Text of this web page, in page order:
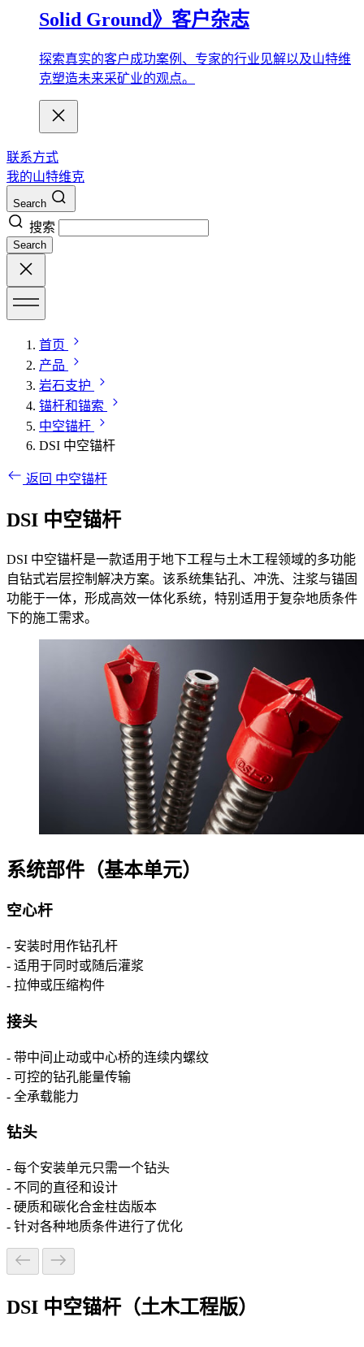
Solid Ground》客户杂志
探索真实的客户成功案例、专家的行业见解以及山特维
克塑造未来采矿业的观点。
联系方式
我的山特维克
Search
搜索
Search
首页
产品
岩石支护
锚杆和锚索
中空锚杆
DSI 中空锚杆
返回 中空锚杆
DSI 中空锚杆
DSI 中空锚杆是一款适用于地下工程与土木工程领域的多功能
自钻式岩层控制解决方案。该系统集钻孔、冲洗、注浆与锚固
功能于一体，形成高效一体化系统，特别适用于复杂地质条件
下的施工需求。
系统部件（基本单元）
空心杆
- 安装时用作钻孔杆
- 适用于同时或随后灌浆
- 拉伸或压缩构件
接头
- 带中间止动或中心桥的连续内螺纹
- 可控的钻孔能量传输
- 全承载能力
钻头
- 每个安装单元只需一个钻头
- 不同的直径和设计
- 硬质和碳化合金柱齿版本
- 针对各种地质条件进行了优化
DSI 中空锚杆（土木工程版）